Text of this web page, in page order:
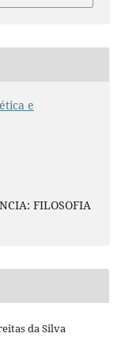
e
FILOSOFIA
da Silva